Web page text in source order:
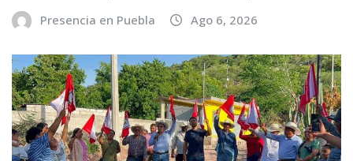
Presencia en Puebla Ago 6, 2026